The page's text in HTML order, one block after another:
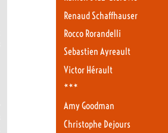
Renaud Schaffhauser
Rocco Rorandelli
Sebastien Ayreault
Victor Hérault
***
Amy Goodman
Christophe Dejours